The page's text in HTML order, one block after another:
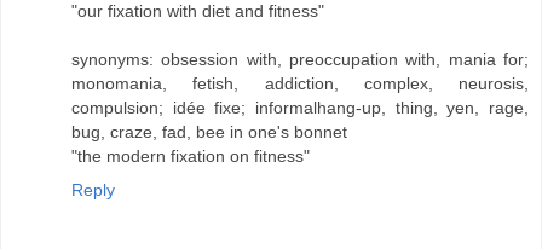
"our fixation with diet and fitness"
synonyms: obsession with, preoccupation with, mania for;
monomania, fetish, addiction, complex, neurosis,
compulsion; idée fixe; informalhang-up, thing, yen, rage,
bug, craze, fad, bee in one's bonnet
"the modern fixation on fitness"
Reply